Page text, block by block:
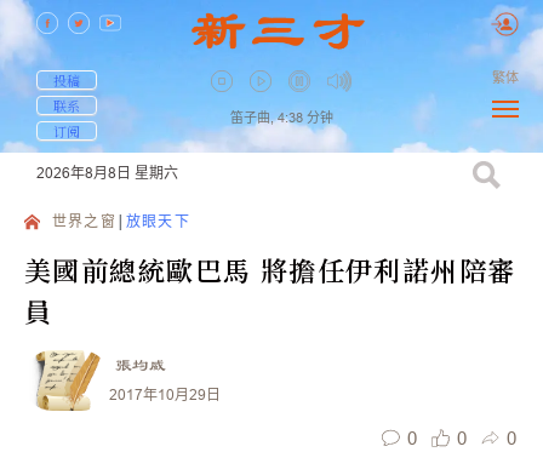
投稿
联系
订阅
笛子曲, 4:38 分钟
繁体
2026年8月8日 星期六
世界之窗 放眼天下
美國前總統歐巴馬 將擔任伊利諾州陪審
員
張均威
2017年10月29日
0 0 0